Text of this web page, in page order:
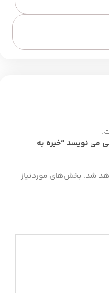
می نویسد “خیره به
شد. بخش‌های موردنیاز